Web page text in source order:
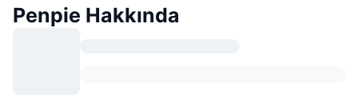
Penpie Hakkında